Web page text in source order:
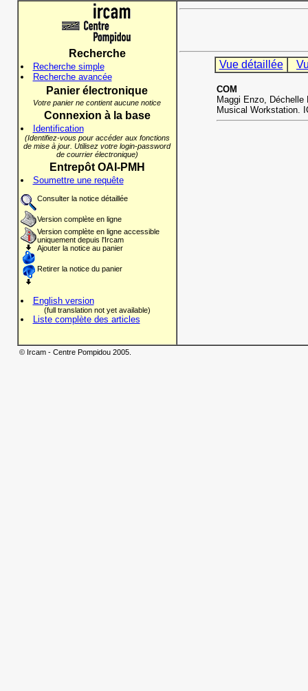
Recherche
Recherche simple
Recherche avancée
Panier électronique
Votre panier ne contient aucune notice
Connexion à la base
Identification
(Identifiez-vous pour accéder aux fonctions
de mise à jour. Utilisez votre login-password
de courrier électronique)
Entrepôt OAI-PMH
Soumettre une requête
Consulter la notice détaillée
Version complète en ligne
Version complète en ligne accessible
uniquement depuis l'Ircam
Ajouter la notice au panier
Retirer la notice du panier
English version
(full translation not yet available)
Liste complète des articles
Vue détaillée
COM
Maggi Enzo,
Musical Workstation.
© Ircam - Centre Pompidou 2005.